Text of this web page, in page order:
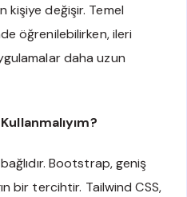
kişiye değişir. Temel
öğrenilebilirken, ileri
daha uzun
Bootstrap, geniş
bir tercihtir. Tailwind CSS,